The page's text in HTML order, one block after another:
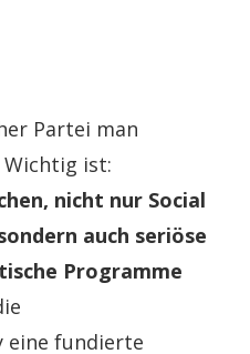
Partei man
ist:
nicht nur Social
auch seriöse
Programme
eine fundierte